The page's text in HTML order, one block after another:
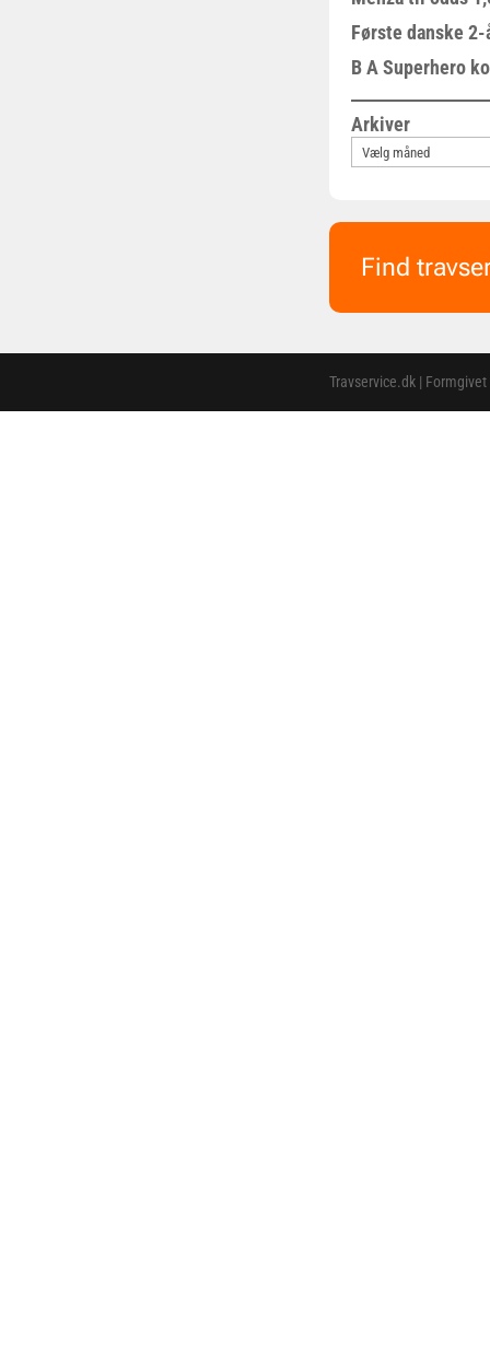
Første danske
B A Superhero
Arkiver
Find
Travservice.dk |